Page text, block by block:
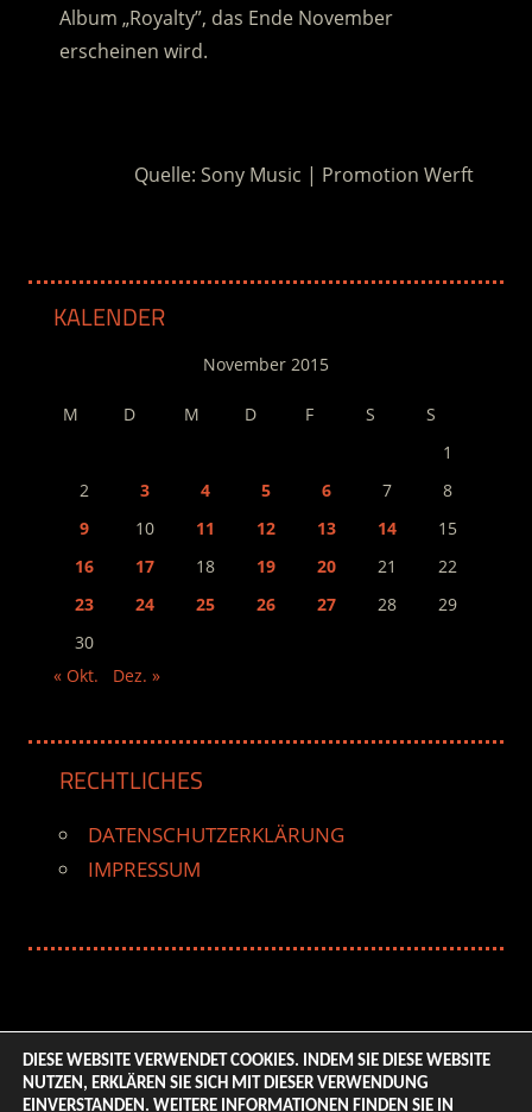
Album „Royalty”, das Ende November
erscheinen wird.
Quelle: Sony Music | Promotion Werft
KALENDER
November 2015
M D M D F S
S
1
2
3 4 5 6 7
8
9
10 11 12 13 14
15
16
17 18 19 20 21
22
23
24 25 26 27 28
29
30
« Okt.
Dez. »
RECHTLICHES
DATENSCHUTZERKLÄRUNG
IMPRESSUM
© 2026 ENTERTAINMENT BASE – Life & Style Magazine.
DIESE WEBSITE VERWENDET COOKIES. INDEM SIE DIESE WEBSITE
NUTZEN, ERKLÄREN SIE SICH MIT DIESER VERWENDUNG
EINVERSTANDEN. WEITERE INFORMATIONEN FINDEN SIE IN